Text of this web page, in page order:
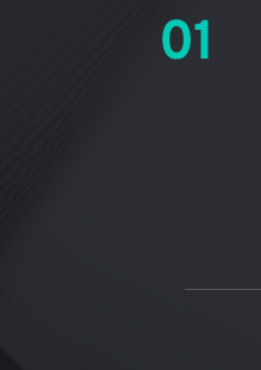
01